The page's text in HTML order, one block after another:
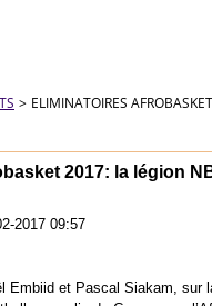
> ELIMINATOIRES
2017: la légion
2017 09:57
Embiid et Pascal Siakam, sur